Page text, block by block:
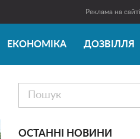
Реклама на сайті
ЕКОНОМІКА ДОЗВІЛЛЯ
ОСТАННІ НОВИНИ